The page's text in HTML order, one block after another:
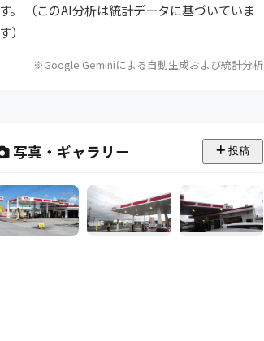
す。 （このAI分析は統計データに基づいていま
す）
※Google Geminiによる自動生成および統計分析
写真・ギャラリー 投稿